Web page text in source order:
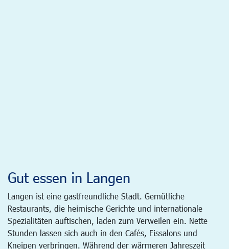
Gut essen in Langen
Langen ist eine gastfreundliche Stadt. Gemütliche
Restaurants, die heimische Gerichte und internationale
Spezialitäten auftischen, laden zum Verweilen ein. Nette
Stunden lassen sich auch in den Cafés, Eissalons und
Kneipen verbringen. Während der wärmeren Jahreszeit